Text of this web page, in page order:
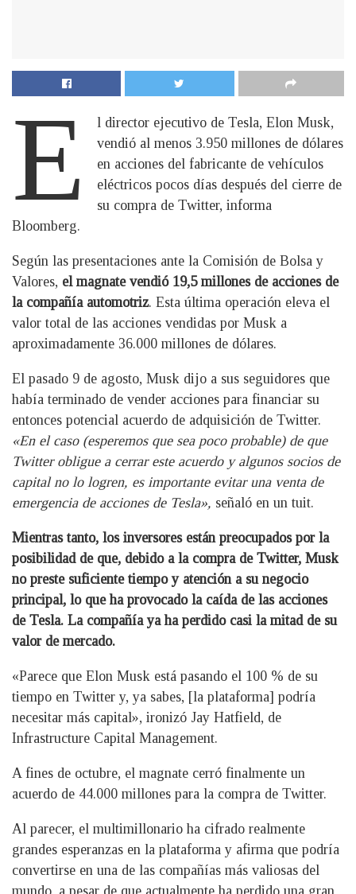
E
l director ejecutivo de Tesla, Elon Musk,
vendió al menos 3.950 millones de dólares
en acciones del fabricante de vehículos
eléctricos pocos días después del cierre de
su compra de Twitter, informa
Bloomberg.
Según las presentaciones ante la Comisión de Bolsa y
Valores, el magnate vendió 19,5 millones de acciones de
la compañía automotriz. Esta última operación eleva el
valor total de las acciones vendidas por Musk a
aproximadamente 36.000 millones de dólares.
El pasado 9 de agosto, Musk dijo a sus seguidores que
había terminado de vender acciones para financiar su
entonces potencial acuerdo de adquisición de Twitter.
«En el caso (esperemos que sea poco probable) de que
Twitter obligue a cerrar este acuerdo y algunos socios de
capital no lo logren, es importante evitar una venta de
emergencia de acciones de Tesla», señaló en un tuit.
Mientras tanto, los inversores están preocupados por la
posibilidad de que, debido a la compra de Twitter, Musk
no preste suficiente tiempo y atención a su negocio
principal, lo que ha provocado la caída de las acciones
de Tesla. La compañía ya ha perdido casi la mitad de su
valor de mercado.
«Parece que Elon Musk está pasando el 100 % de su
tiempo en Twitter y, ya sabes, [la plataforma] podría
necesitar más capital», ironizó Jay Hatfield, de
Infrastructure Capital Management.
A fines de octubre, el magnate cerró finalmente un
acuerdo de 44.000 millones para la compra de Twitter.
Al parecer, el multimillonario ha cifrado realmente
grandes esperanzas en la plataforma y afirma que podría
convertirse en una de las compañías más valiosas del